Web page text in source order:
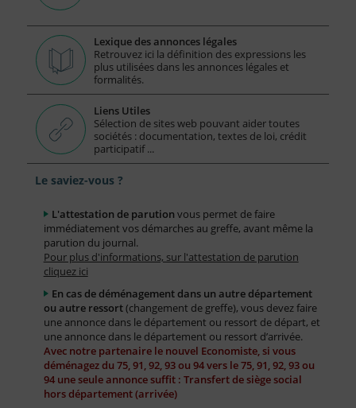
Lexique des annonces légales
Retrouvez ici la définition des expressions les
plus utilisées dans les annonces légales et
formalités.
Liens Utiles
Sélection de sites web pouvant aider toutes
sociétés : documentation, textes de loi, crédit
participatif ...
Le saviez-vous ?
L'attestation de parution vous permet de faire
immédiatement vos démarches au greffe, avant même la
parution du journal.
Pour plus d'informations, sur l'attestation de parution
cliquez ici
En cas de déménagement dans un autre département
ou autre ressort(changement de greffe), vous devez faire
une annonce dans le département ou ressort de départ, et
une annonce dans le département ou ressort d’arrivée.
Avec notre partenaire le nouvel Economiste, si vous
déménagez du 75, 91, 92, 93 ou 94 vers le 75, 91, 92, 93 ou
94 une seule annonce suffit : Transfert de siège social
hors département (arrivée)